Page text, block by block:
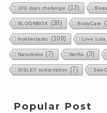
100 days challenge (13)
BLOOMBOX (38) BodyCare
lookfantastic (109) Love Lula
Naturisimo (7) Netflix (3)
SISLEY subscription (7)
Popular Post